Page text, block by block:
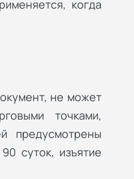
когда
не может
точками,
предусмотрены
суток, изъятие